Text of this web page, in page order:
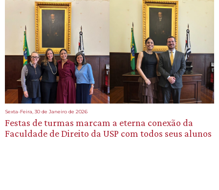
Sexta-Feira, 30 de Janeiro de 2026
Festas de turmas marcam a eterna conexão da
Faculdade de Direito da USP com todos seus alunos